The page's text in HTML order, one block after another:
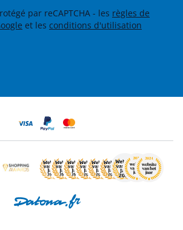
par reCAPTCHA - les règles de
et les conditions d'utilisation